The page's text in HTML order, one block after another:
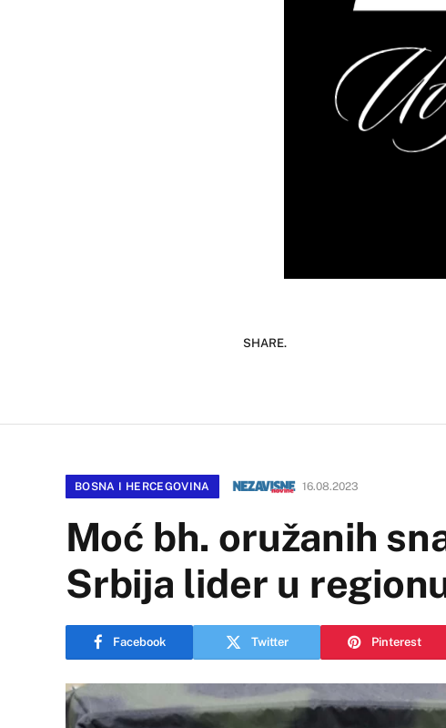
SHARE.
BOSNA I HERCEGOVINA 16.08.2023
Moć bh. oružanih
Srbija lider u
Facebook Twitter Pinterest